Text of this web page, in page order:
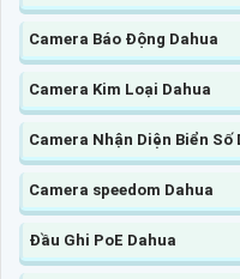
Camera Báo Động Dahua
Camera Kim Loại Dahua
Camera Nhận Diện Biển Số
Camera speedom Dahua
Đầu Ghi PoE Dahua